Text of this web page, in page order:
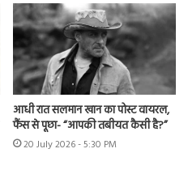
आधी रात सलमान खान का पोस्ट वायरल,
फैंस से पूछा- “आपकी तबीयत कैसी है?”
20 July 2026 - 5:30 PM